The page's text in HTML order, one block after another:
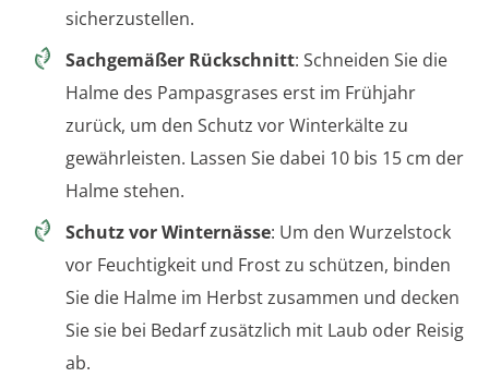
sicherzustellen.
Sachgemäßer Rückschnitt: Schneiden Sie die
Halme des Pampasgrases erst im Frühjahr
zurück, um den Schutz vor Winterkälte zu
gewährleisten. Lassen Sie dabei 10 bis 15 cm der
Halme stehen.
Schutz vor Winternässe: Um den Wurzelstock
vor Feuchtigkeit und Frost zu schützen, binden
Sie die Halme im Herbst zusammen und decken
Sie sie bei Bedarf zusätzlich mit Laub oder Reisig
ab.